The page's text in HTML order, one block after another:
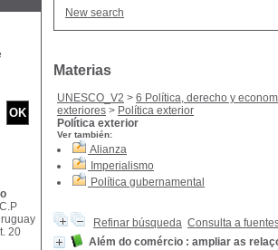
New search
Materias
UNESCO_V2 > 6 Política, derecho y
exteriores > Política exterior
Política exterior
Ver también:
Alianza
Imperialismo
Política gubernamental
Refinar búsqueda Consulta a
Além do comércio : ampliar as
20